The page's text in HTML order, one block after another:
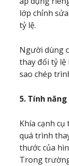
lớp chỉnh
tỷ lệ.
Người dùng
thay đổi tỷ lệ
sao chép
5. Tính
Khía cạnh
quá trình
thước của
Trong